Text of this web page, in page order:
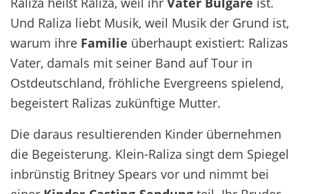
Und Raliza liebt Musik, weil Musik der Grund ist,
warum ihre Familie überhaupt existiert: Ralizas
Vater, damals mit seiner Band auf Tour in
Ostdeutschland, fröhliche Evergreens spielend,
begeistert Ralizas zukünftige Mutter.
Die daraus resultierenden Kinder übernehmen
die Begeisterung. Klein-Raliza singt dem Spiegel
inbrünstig Britney Spears vor und nimmt bei